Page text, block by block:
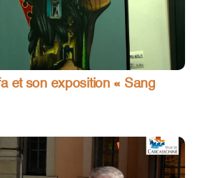
et son exposition « Sang